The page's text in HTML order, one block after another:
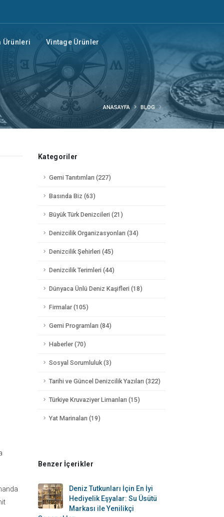
Ürünleri Vintage Ürünler
ANASAYFA BLOG
Kategoriler
Gemi Tanıtımları (227)
Basında Biz (63)
Büyük Türk Denizcileri (21)
Denizcilik Organizasyonları (34)
Denizcilik Şehirleri (45)
Denizcilik Terimleri (44)
Dünyaca Ünlü Deniz Kaşifleri (18)
Firmalar (105)
Gemi Programları (84)
Haberler (70)
Sosyal Sorumluluk (3)
Tarihi ve Güncel Denizcilik Yazıları (322)
Türkiye Kruvaziyer Limanları (15)
Yat Marinaları (19)
Benzer İçerikler
Deniz Tutkunları İçin En İyi
Hediyelik Eşyalar: Su Üsütü
Markası ile Yenilikçi